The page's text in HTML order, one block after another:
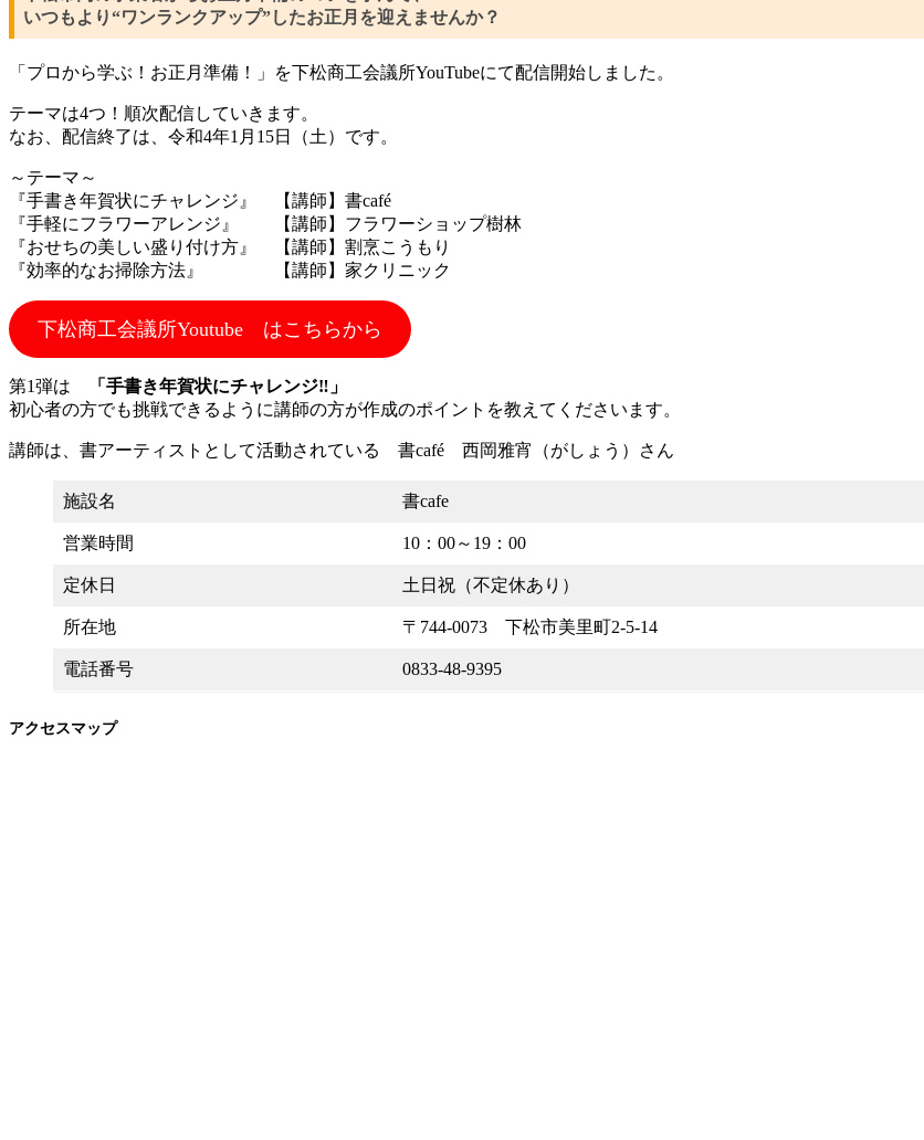
いつもより“ワンランクアップ”したお正月を迎えませんか？
「プロから学ぶ！お正月準備！」を下松商工会議所YouTubeにて配信開始しました。
テーマは4つ！順次配信していきます。
なお、配信終了は、令和4年1月15日（土）です。
～テーマ～
『手書き年賀状にチャレンジ』 【講師】書café
『手軽にフラワーアレンジ』 【講師】フラワーショップ樹林
『おせちの美しい盛り付け方』 【講師】割烹こうもり
『効率的なお掃除方法』 【講師】家クリニック
下松商工会議所Youtube はこちらから
第1弾は
「手書き年賀状にチャレンジ‼」
初心者の方でも挑戦できるように講師の方が作成のポイントを教えてくださいます。
講師は、書アーティストとして活動されている 書café 西岡雅宵（がしょう）さん
施設名 書cafe
営業時間 10：00～19：00
定休日 土日祝（不定休あり）
所在地 〒744-0073 下松市美里町2-5-14
電話番号 0833-48-9395
アクセスマップ